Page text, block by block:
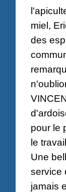
miel,
des
pour le
le
Une
service
jamais